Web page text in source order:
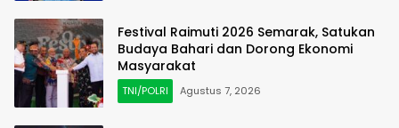
Festival Raimuti 2026 Semarak, Satukan
Budaya Bahari dan Dorong Ekonomi
Masyarakat
TNI/POLRI Agustus 7, 2026